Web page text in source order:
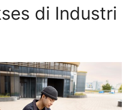
di Industri